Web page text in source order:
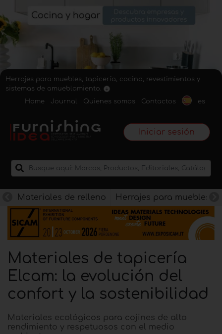
Herrajes para muebles, tapicería, cocina, revestimientos y
sistemas de amueblamiento.
Home
Journal Quienes somos Contactos es
Iniciar sesión
Materiales de relleno Herrajes para muebles
Materiales de tapicería
Elcam: la evolución del
confort y la sostenibilidad
Materiales ecológicos para cojines de alto
rendimiento y respetuosos con el medio